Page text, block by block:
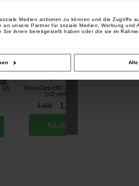
Medien anbieten zu können und die Zugriffe
unsere Partner für soziale Medien, Werbung und
ihnen bereitgestellt haben oder die sie im
Alle
10)
Extra Carp EXC 222 Vorfach
(x2)
[209709A
1,90€ 1,
Kaufen